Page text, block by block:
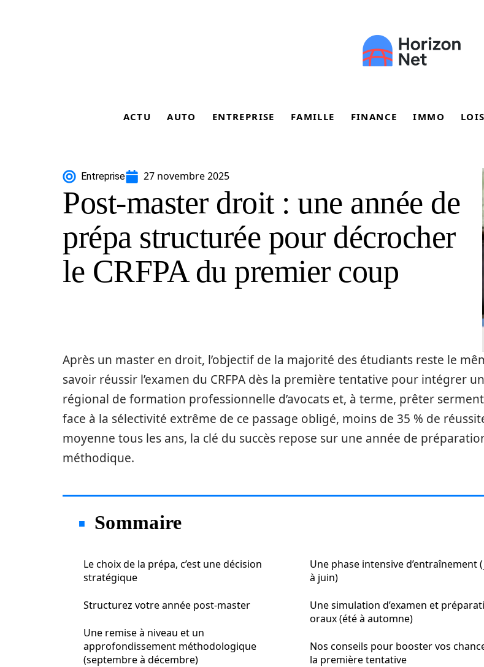
ACTU AUTO ENTREPRISE FAMILLE FINANCE IMMO
Entreprise 27 novembre 2025
Post-master droit : une année de
prépa structurée pour décrocher
le CRFPA du premier coup
Après un master en droit, l’objectif de la majorité des étudiants reste le
savoir réussir l’examen du CRFPA dès la première tentative pour intégrer
régional de formation professionnelle d’avocats et, à terme, prêter
face à la sélectivité extrême de ce passage obligé, moins de 35 % de
moyenne tous les ans, la clé du succès repose sur une année de
méthodique.
Sommaire
Le choix de la prépa, c’est une décision
stratégique
Structurez votre année post-master
Une remise à niveau et un
approfondissement méthodologique
(septembre à décembre)
Une phase intensive d’entraînement
à juin)
Une simulation d’examen et
oraux (été à automne)
Nos conseils pour booster vos
la première tentative